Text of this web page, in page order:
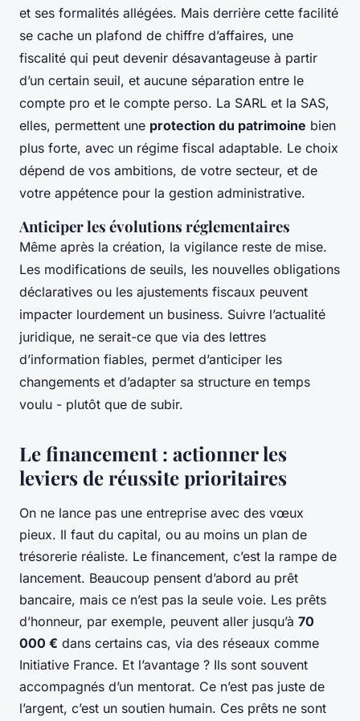
et ses formalités allégées. Mais derrière cette facilité
se cache un plafond de chiffre d’affaires, une
fiscalité qui peut devenir désavantageuse à partir
d’un certain seuil, et aucune séparation entre le
compte pro et le compte perso. La SARL et la SAS,
elles, permettent une protection du patrimoine bien
plus forte, avec un régime fiscal adaptable. Le choix
dépend de vos ambitions, de votre secteur, et de
votre appétence pour la gestion administrative.
Anticiper les évolutions réglementaires
Même après la création, la vigilance reste de mise.
Les modifications de seuils, les nouvelles obligations
déclaratives ou les ajustements fiscaux peuvent
impacter lourdement un business. Suivre l’actualité
juridique, ne serait-ce que via des lettres
d’information fiables, permet d’anticiper les
changements et d’adapter sa structure en temps
voulu - plutôt que de subir.
Le financement : actionner les
leviers de réussite prioritaires
On ne lance pas une entreprise avec des vœux
pieux. Il faut du capital, ou au moins un plan de
trésorerie réaliste. Le financement, c’est la rampe de
lancement. Beaucoup pensent d’abord au prêt
bancaire, mais ce n’est pas la seule voie. Les prêts
d’honneur, par exemple, peuvent aller jusqu’à 70
000 € dans certains cas, via des réseaux comme
Initiative France. Et l’avantage ? Ils sont souvent
accompagnés d’un mentorat. Ce n’est pas juste de
l’argent, c’est un soutien humain. Ces prêts ne sont